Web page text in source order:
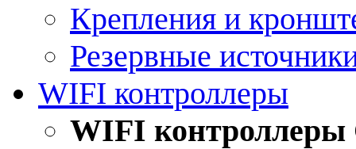
Крепления и
Резервные
WIFI контроллеры
WIFI контроллеры